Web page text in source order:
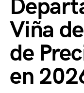
Viña
de
en